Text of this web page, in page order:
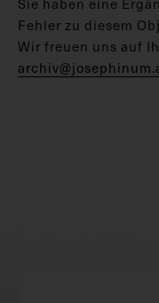
Fehler zu diesem
Wir freuen uns auf